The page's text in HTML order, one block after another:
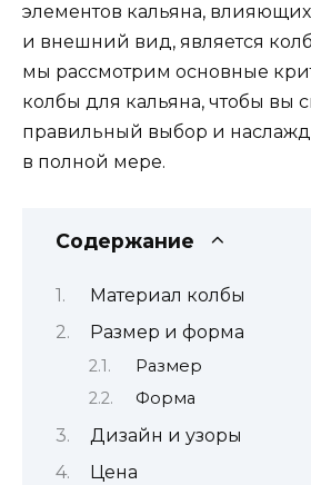
элементов кальяна, влияющих
и внешний вид, является
мы рассмотрим основные
колбы для кальяна, чтобы вы
правильный выбор и
в полной мере.
Содержание
Материал колбы
Размер и форма
Размер
Форма
Дизайн и узоры
Цена